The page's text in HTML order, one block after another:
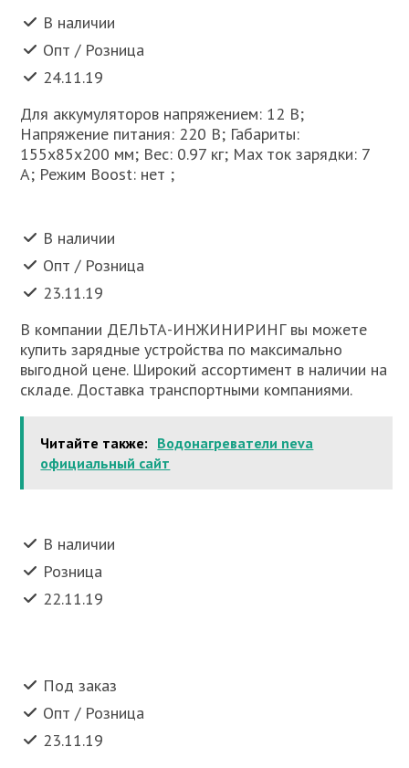
В наличии
Опт / Розница
24.11.19
Для аккумуляторов напряжением: 12 В;
Напряжение питания: 220 В; Габариты:
155х85х200 мм; Вес: 0.97 кг; Max ток зарядки: 7
А; Режим Boost: нет ;
В наличии
Опт / Розница
23.11.19
В компании ДЕЛЬТА-ИНЖИНИРИНГ вы можете
купить зарядные устройства по максимально
выгодной цене. Широкий ассортимент в наличии на
складе. Доставка транспортными компаниями.
Читайте также: Водонагреватели neva
официальный сайт
В наличии
Розница
22.11.19
Под заказ
Опт / Розница
23.11.19